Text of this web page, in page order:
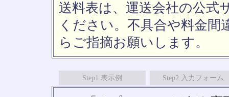
送料表は、運送会社の公式
ください。不具合や料金間
らご指摘お願いします。
Step1 表示例 Step2 入力フォーム